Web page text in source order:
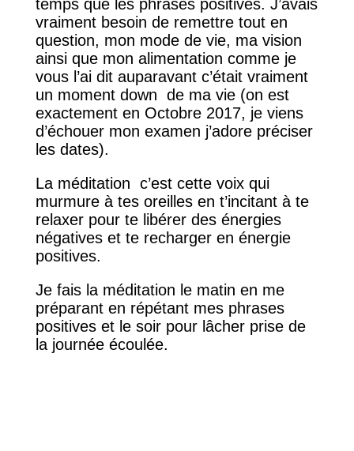
temps que les phrases positives. J’avais
vraiment besoin de remettre tout en
question, mon mode de vie, ma vision
ainsi que mon alimentation comme je
vous l’ai dit auparavant c’était vraiment
un moment down de ma vie (on est
exactement en Octobre 2017, je viens
d’échouer mon examen j’adore préciser
les dates).
La méditation c’est cette voix qui
murmure à tes oreilles en t’incitant à te
relaxer pour te libérer des énergies
négatives et te recharger en énergie
positives.
Je fais la méditation le matin en me
préparant en répétant mes phrases
positives et le soir pour lâcher prise de
la journée écoulée.